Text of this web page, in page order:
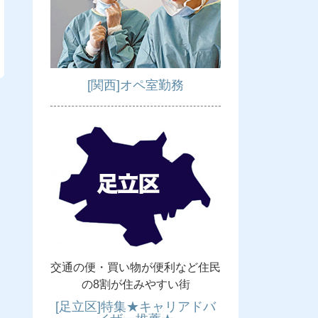
[関西]オペ室勤務
交通の便・買い物が便利など住民
の8割が住みやすい街
[足立区]特集★キャリアドバ